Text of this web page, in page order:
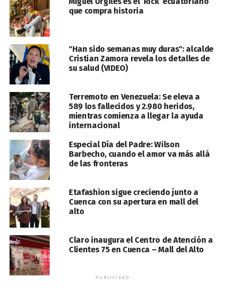
que compra historia
"Han sido semanas muy duras": alcalde
Cristian Zamora revela los detalles de
su salud (VIDEO)
Terremoto en Venezuela: Se eleva a
589 los fallecidos y 2.980 heridos,
mientras comienza a llegar la ayuda
internacional
Especial Día del Padre: Wilson
Barbecho, cuando el amor va más allá
de las fronteras
Etafashion sigue creciendo junto a
Cuenca con su apertura en mall del
alto
Claro inaugura el Centro de Atención a
Clientes 75 en Cuenca – Mall del Alto
PUBLICIDAD